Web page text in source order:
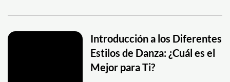
Introducción a los Diferentes
Estilos de Danza: ¿Cuál es el
Mejor para Ti?